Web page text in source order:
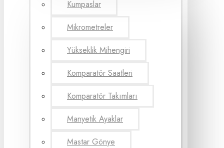
Kumpaslar
Mikrometreler
Yükseklik Mihengiri
Komparatör Saatleri
Komparatör Takımları
Manyetik Ayaklar
Mastar Gönye